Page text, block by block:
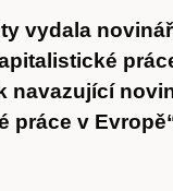
vydala
navazující
práce v